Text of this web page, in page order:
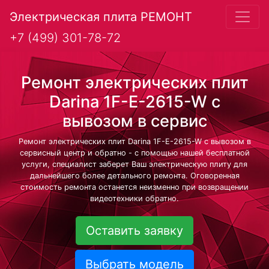
Электрическая плита РЕМОНТ
+7 (499) 301-78-72
Ремонт электрических плит
Darina 1F-E-2615-W с
вывозом в сервис
Ремонт электрических плит Darina 1F-E-2615-W с вывозом в
сервисный центр и обратно - с помощью нашей бесплатной
услуги, специалист заберет Ваш электрическую плиту для
дальнейшего более детального ремонта. Оговоренная
стоимость ремонта останется неизменно при возвращении
видеотехники обратно.
Оставить заявку
Выбрать модель